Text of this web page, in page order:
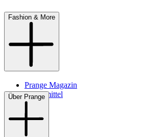
Fashion & More
Prange Magazin
Pflegemittel
Über Prange